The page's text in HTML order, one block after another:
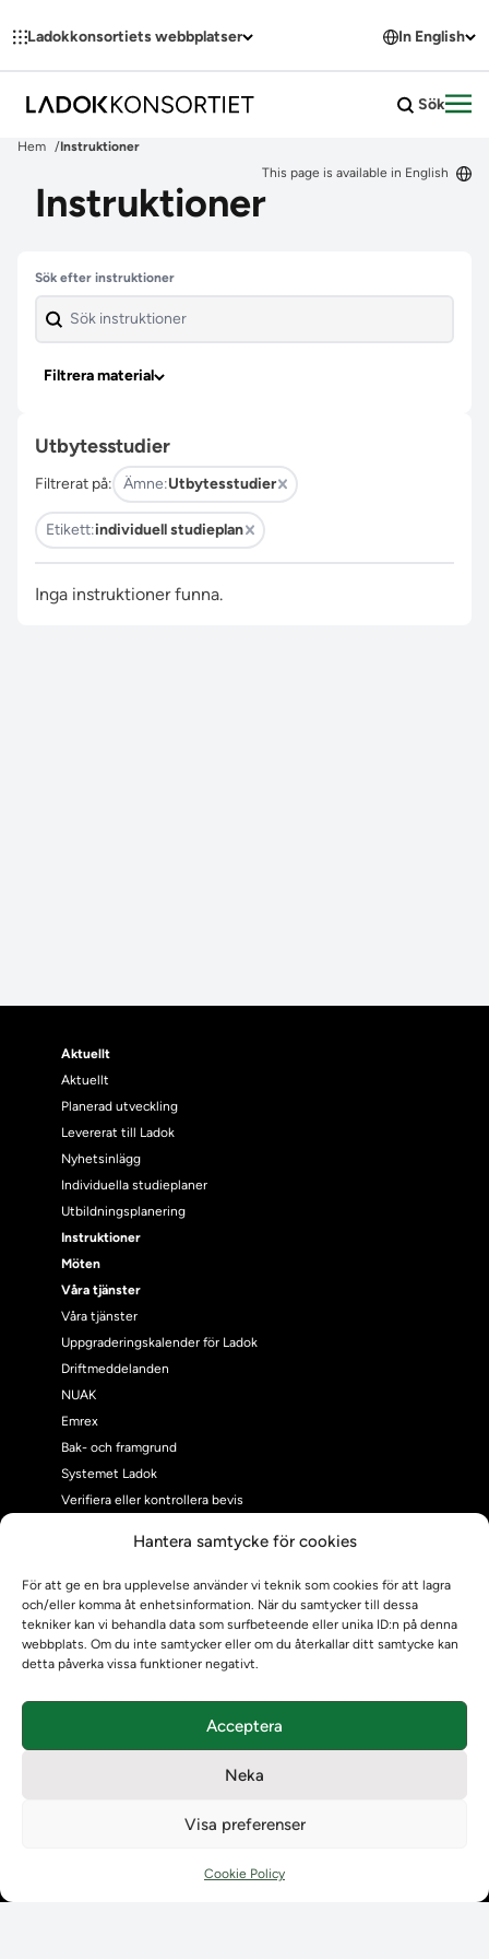
Hantera samtycke för cookies
För att ge en bra upplevelse använder vi teknik som cookies för att lagra
och/eller komma åt enhetsinformation. När du samtycker till dessa
tekniker kan vi behandla data som surfbeteende eller unika ID:n på denna
webbplats. Om du inte samtycker eller om du återkallar ditt samtycke kan
detta påverka vissa funktioner negativt.
Acceptera
Neka
Visa preferenser
Cookie Policy
Ladokkonsortiets webbplatser In English
Sök
Hem
Instruktioner
This page is available in English
Instruktioner
Hoppa över filter
Sök efter instruktioner
Filtrera material
Utbytesstudier
Filtrerat på: Ämne:Utbytesstudier
Etikett:individuell studieplan
Inga instruktioner funna.
Aktuellt
Aktuellt
Planerad utveckling
Levererat till Ladok
Nyhetsinlägg
Individuella studieplaner
Utbildningsplanering
Instruktioner
Möten
Våra tjänster
Våra tjänster
Uppgraderingskalender för Ladok
Driftmeddelanden
NUAK
Emrex
Bak- och framgrund
Systemet Ladok
Verifiera eller kontrollera bevis
Om oss
Om Ladokkonsortiet
Ladokkonsortiet internationellt
Vision, strategi och produktplan
Kontaktuppgifter för studenters Ladoksupport